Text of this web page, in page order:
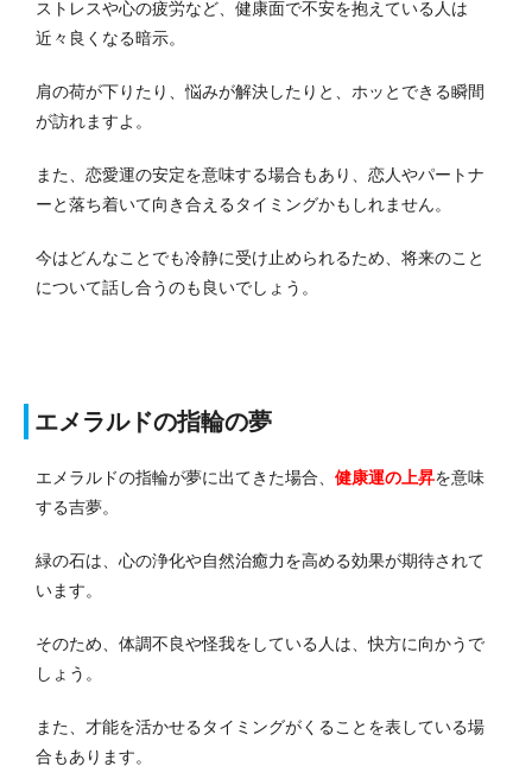
ストレスや心の疲労など、健康面で不安を抱えている人は
近々良くなる暗示。
肩の荷が下りたり、悩みが解決したりと、ホッとできる瞬間
が訪れますよ。
また、恋愛運の安定を意味する場合もあり、恋人やパートナ
ーと落ち着いて向き合えるタイミングかもしれません。
今はどんなことでも冷静に受け止められるため、将来のこと
について話し合うのも良いでしょう。
エメラルドの指輪の夢
エメラルドの指輪が夢に出てきた場合、 健康運の上昇を意味
する吉夢。
緑の石は、心の浄化や自然治癒力を高める効果が期待されて
います。
そのため、体調不良や怪我をしている人は、快方に向かうで
しょう。
また、才能を活かせるタイミングがくることを表している場
合もあります。